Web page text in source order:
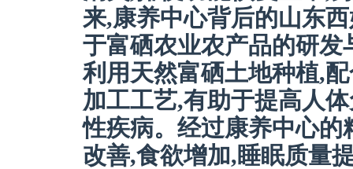
来,康养中心背后的山东
于富硒农业农产品的研发
利用天然富硒土地种植,
加工工艺,有助于提高人
性疾病。经过康养中心
改善,食欲增加,睡眠质量